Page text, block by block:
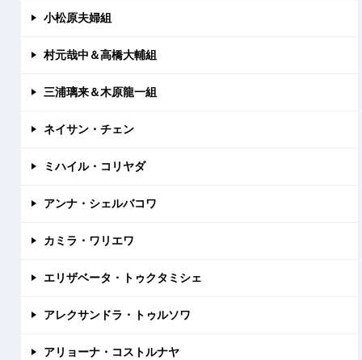
小松原夫婦組
村元哉中＆高橋大輔組
三浦璃来＆木原龍一組
ネイサン・チェン
ミハイル・コリヤダ
アンナ・シェルバコワ
カミラ・ワリエワ
エリザベータ・トゥクタミシェ
アレクサンドラ・トゥルソワ
アリョーナ・コストルナヤ